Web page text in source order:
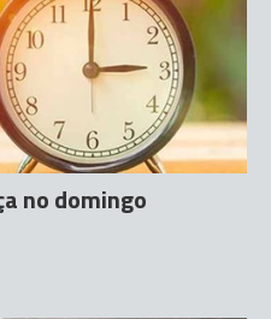
no domingo